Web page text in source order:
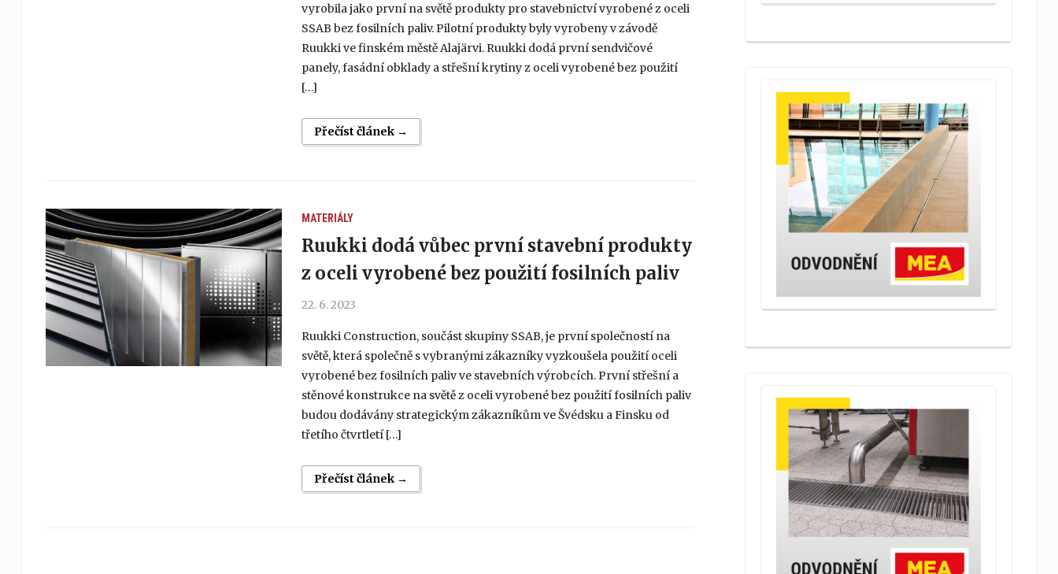
vyrobila jako první na světě produkty pro stavebnictví vyrobené z oceli
SSAB bez fosilních paliv. Pilotní produkty byly vyrobeny v závodě
Ruukki ve finském městě Alajärvi. Ruukki dodá první sendvičové
panely, fasádní obklady a střešní krytiny z oceli vyrobené bez použití
[…]
Přečíst článek →
MATERIÁLY
Ruukki dodá vůbec první stavební produkty
z oceli vyrobené bez použití fosilních paliv
22. 6. 2023
Ruukki Construction, součást skupiny SSAB, je první společností na
světě, která společně s vybranými zákazníky vyzkoušela použití oceli
vyrobené bez fosilních paliv ve stavebních výrobcích. První střešní a
stěnové konstrukce na světě z oceli vyrobené bez použití fosilních paliv
budou dodávány strategickým zákazníkům ve Švédsku a Finsku od
třetího čtvrtletí […]
Přečíst článek →